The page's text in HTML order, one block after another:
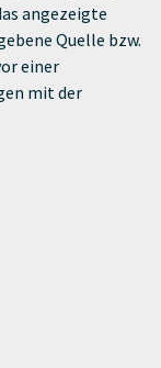
angezeigte
Quelle bzw.
einer
mit der